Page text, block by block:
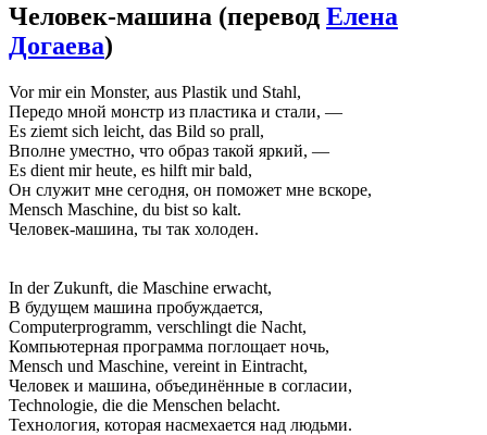
Человек-машина (перевод Елена
Догаева)
Vor mir ein Monster, aus Plastik und Stahl,
Передо мной монстр из пластика и стали, —
Es ziemt sich leicht, das Bild so prall,
Вполне уместно, что образ такой яркий, —
Es dient mir heute, es hilft mir bald,
Он служит мне сегодня, он поможет мне вскоре,
Mensch Maschine, du bist so kalt.
Человек-машина, ты так холоден.
In der Zukunft, die Maschine erwacht,
В будущем машина пробуждается,
Computerprogramm, verschlingt die Nacht,
Компьютерная программа поглощает ночь,
Mensch und Maschine, vereint in Eintracht,
Человек и машина, объединённые в согласии,
Technologie, die die Menschen belacht.
Технология, которая насмехается над людьми.